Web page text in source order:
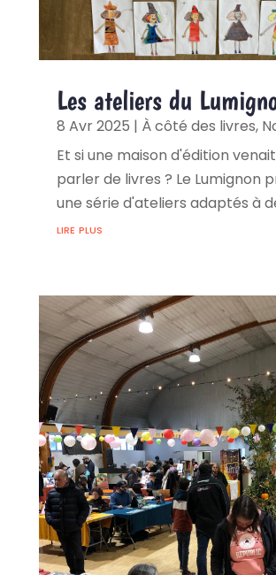
Les ateliers du
8 Avr 2025 | À côté des livres,
Et si une maison d'édition
parler de livres ? Le Lumignon
une série d'ateliers adaptés à
lire plus